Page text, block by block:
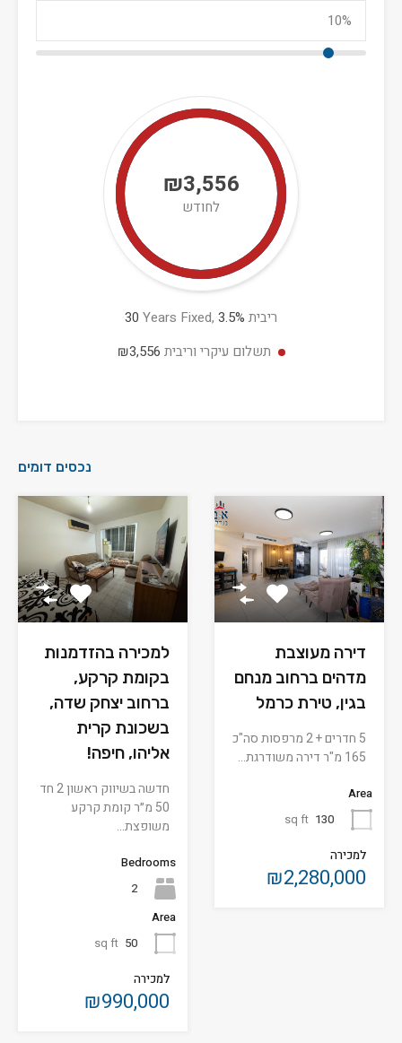
₪3,556
לחודש
30 Years Fixed, 3.5% ריבית
תשלום עיקרי וריבית ₪3,556
נכסים דומים
דירה מעוצבת
מדהים ברחוב מנחם
בגין, טירת כרמל
5 חדרים + 2 מרפסות סה"כ
165 מ"ר דירה משודרגת…
Area
130
sq ft
למכירה
₪2,280,000
למכירה בהזדמנות
בקומת קרקע,
ברחוב יצחק שדה,
בשכונת קרית
אליהו, חיפה!
חדשה בשיווק ראשון 2 חד
50 מ״ר קומת קרקע
משופצת…
Bedrooms
2
Area
50
sq ft
למכירה
₪990,000